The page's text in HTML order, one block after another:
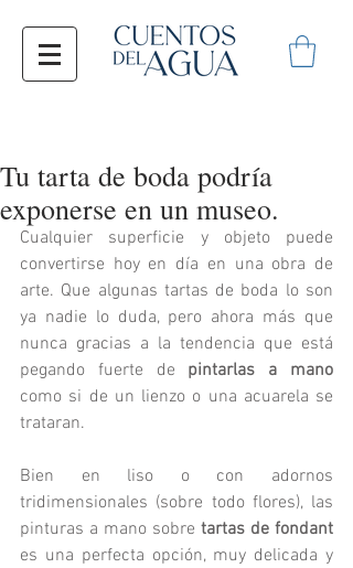
Tu tarta de boda podría
exponerse en un museo.
Cualquier superficie y objeto puede
convertirse hoy en día en una obra de
arte. Que algunas tartas de boda lo son
ya nadie lo duda, pero ahora más que
nunca gracias a la tendencia que está
pegando fuerte de pintarlas a mano
como si de un lienzo o una acuarela se
trataran.
Bien en liso o con adornos
tridimensionales (sobre todo flores), las
pinturas a mano sobre tartas de fondant
es una perfecta opción, muy delicada y